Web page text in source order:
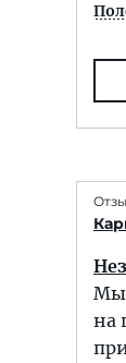
Мы
на